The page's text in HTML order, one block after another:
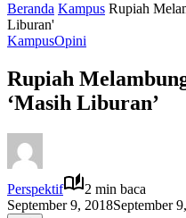
Beranda Kampus Rupiah
Liburan'
KampusOpini
Rupiah
‘Masih Liburan’
Perspektif
2 min baca
September 9, 2018September